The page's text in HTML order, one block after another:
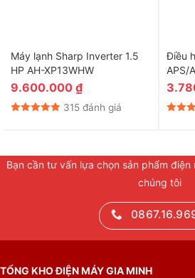
Máy lạnh Sharp Inverter 1.5
HP AH-XP13WHW
9.600.000 ₫
315 đánh giá
Điều
APS/
Bạn cần tư vấn lựa chọn sản phẩm
chúng tôi
TỔNG KHO ĐIỆN MÁY GIA MINH